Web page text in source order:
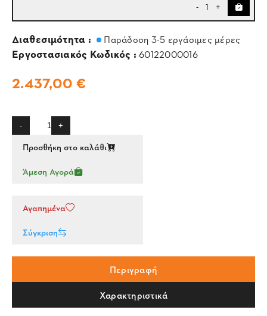
- 1 +
Διαθεσιμότητα : Παράδοση 3-5 εργάσιμες μέρες
Εργοστασιακός Κωδικός : 60122000016
2.437,00 €
- +
Προσθήκη στο καλάθι
Άμεση Αγορά
Αγαπημένα
Σύγκριση
Περιγραφή
Χαρακτηριστικά